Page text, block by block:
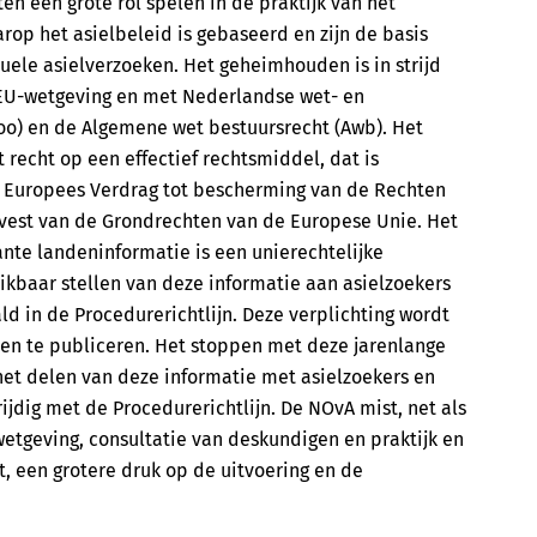
het asielbeleid is gebaseerd en zijn de basis
asielverzoeken. Het geheimhouden is in strijd
wetgeving en met Nederlandse wet- en
en de Algemene wet bestuursrecht (Awb). Het
op een effectief rechtsmiddel, dat is
Verdrag tot bescherming van de Rechten
van de Grondrechten van de Europese Unie. Het
landeninformatie is een unierechtelijke
stellen van deze informatie aan asielzoekers
in de Procedurerichtlijn. Deze verplichting wordt
te publiceren. Het stoppen met deze jarenlange
delen van deze informatie met asielzoekers en
met de Procedurerichtlijn. De NOvA mist, net als
consultatie van deskundigen en praktijk en
een grotere druk op de uitvoering en de